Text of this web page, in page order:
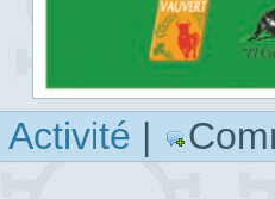
Activité |